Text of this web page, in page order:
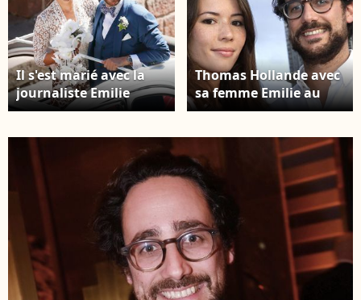
Il s'est marié avec la
journaliste Emilie
Broussouloux Mariage
de la journaliste Emilie
Broussouloux l'église
de Meyssac en Corrèze,
près de Brive, ville
Septembre 2018. ©
Patrick Bernard-
Guillaume Collet /
Bestimage
Thomas Hollande avec
sa femme Emilie au
Trophée de la
Gastronomique à Paris
Yacht Marina le 21 juin
2022. © Cédric Perrin /
Bestimage